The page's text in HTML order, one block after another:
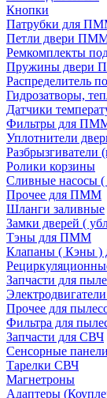
Кнопки
Патрубки для
Петли двери
Ремкомплекты
Пружины двери
Распределитель
Гидрозатворы,
Датчики
Фильтры для
Уплотнители
Разбрызгиватели
Ролики корзины
Сливные
Прочее для ПММ
Шланги заливные
Замки дверей (
Тэны для ПММ
Клапаны ( Кэны
Запчасти для
Прочее для
Фильтра для
Запчасти для СВЧ
Сенсорные
Тарелки СВЧ
Магнетроны
Адаптеры